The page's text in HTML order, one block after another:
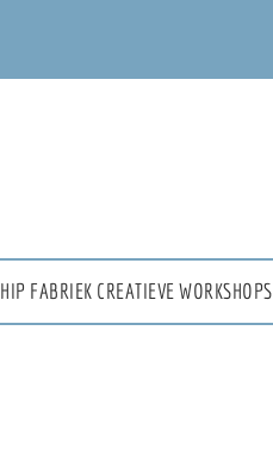
HIP FABRIEK CREATIEVE WORKSHOPS